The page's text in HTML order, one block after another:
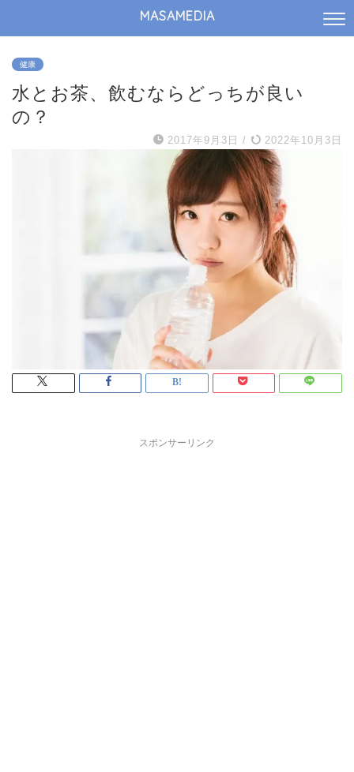
MASAMEDIA
健康
水とお茶、飲むならどっちが良い
の？
2017年9月3日 / 2022年10月3日
スポンサーリンク